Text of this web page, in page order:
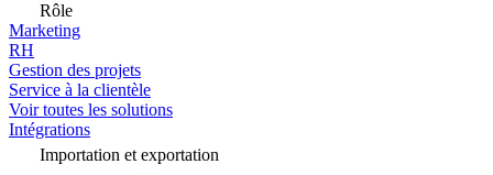
Rôle
Marketing
RH
Gestion des projets
Service à la clientèle
Voir toutes les solutions
Intégrations
Importation et exportation